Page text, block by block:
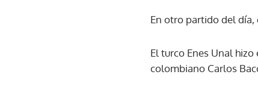
En otro partido del día,
El turco Enes Unal
colombiano Carlos